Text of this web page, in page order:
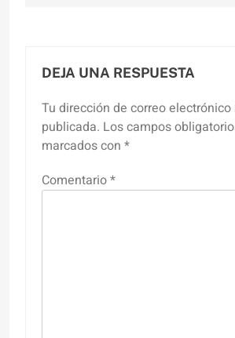
DEJA UNA RESPUESTA
Tu dirección de correo electrónico
publicada. Los campos
marcados con *
Comentario*